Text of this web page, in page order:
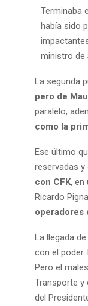
Terminaba
había sido
ministro de
La segunda
pero de
paralelo,
como la
Ese último
reservadas
con CFK, en
Ricardo
operadores
La llegada
con el
Pero el
Transporte y
del